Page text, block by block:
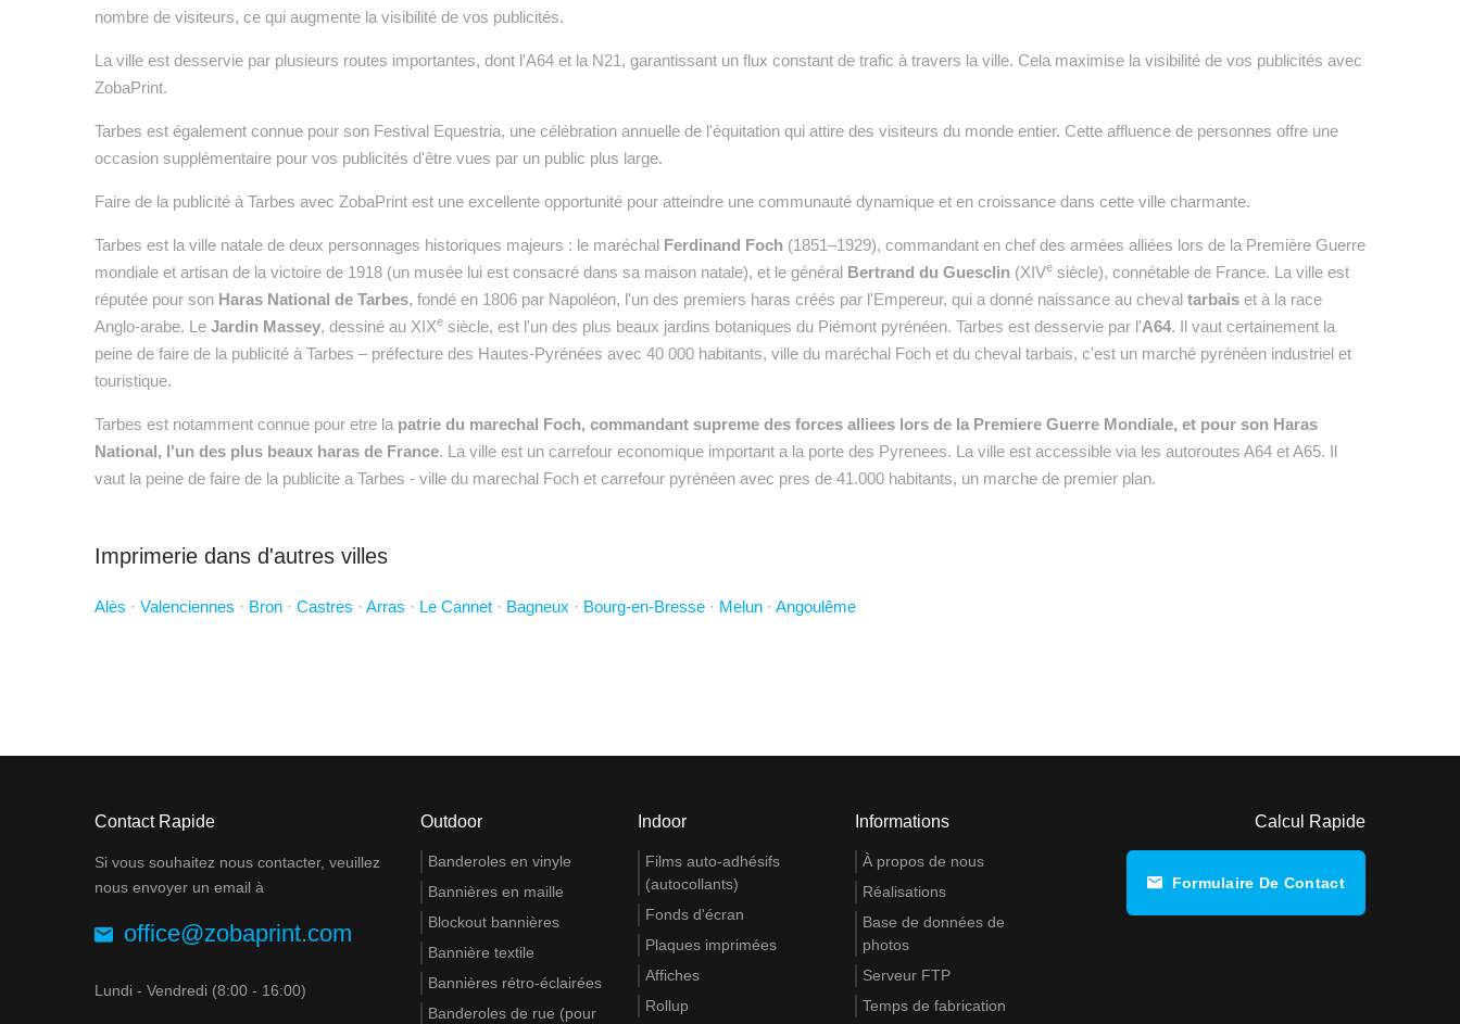
nombre de visiteurs, ce qui augmente la visibilité de vos publicités.
La ville est desservie par plusieurs routes importantes, dont l'A64 et la N21, garantissant un flux constant de trafic à travers la ville. Cela maximise la visibilité de vos publicités avec
ZobaPrint.
Tarbes est également connue pour son Festival Equestria, une célébration annuelle de l'équitation qui attire des visiteurs du monde entier. Cette affluence de personnes offre une
occasion supplémentaire pour vos publicités d'être vues par un public plus large.
Faire de la publicité à Tarbes avec ZobaPrint est une excellente opportunité pour atteindre une communauté dynamique et en croissance dans cette ville charmante.
Tarbes est la ville natale de deux personnages historiques majeurs : le maréchal Ferdinand Foch (1851–1929), commandant en chef des armées alliées lors de la Première Guerre
mondiale et artisan de la victoire de 1918 (un musée lui est consacré dans sa maison natale), et le général Bertrand du Guesclin (XIVe siècle), connétable de France. La ville est
réputée pour son Haras National de Tarbes, fondé en 1806 par Napoléon, l'un des premiers haras créés par l'Empereur, qui a donné naissance au cheval tarbais et à la race
Anglo-arabe. Le Jardin Massey, dessiné au XIXe siècle, est l'un des plus beaux jardins botaniques du Piémont pyrénéen. Tarbes est desservie par l'A64. Il vaut certainement la
peine de faire de la publicité à Tarbes – préfecture des Hautes-Pyrénées avec 40 000 habitants, ville du maréchal Foch et du cheval tarbais, c'est un marché pyrénéen industriel et
touristique.
Tarbes est notamment connue pour etre la patrie du marechal Foch, commandant supreme des forces alliees lors de la Premiere Guerre Mondiale, et pour son Haras
National, l'un des plus beaux haras de France. La ville est un carrefour economique important a la porte des Pyrenees. La ville est accessible via les autoroutes A64 et A65. Il
vaut la peine de faire de la publicite a Tarbes - ville du marechal Foch et carrefour pyrénéen avec pres de 41.000 habitants, un marche de premier plan.
Imprimerie dans d'autres villes
Alès · Valenciennes · Bron · Castres · Arras · Le Cannet · Bagneux · Bourg-en-Bresse · Melun · Angoulême
Contact Rapide
Si vous souhaitez nous contacter, veuillez
nous envoyer un email à
office@zobaprint.com
Lundi - Vendredi (8:00 - 16:00)
Outdoor
Banderoles en vinyle
Bannières en maille
Blockout bannières
Bannière textile
Bannières rétro-éclairées
Banderoles de rue (pour
Indoor
Films auto-adhésifs
(autocollants)
Fonds d'écran
Plaques imprimées
Affiches
Rollup
Informations
À propos de nous
Réalisations
Base de données de
photos
Serveur FTP
Temps de fabrication
Calcul Rapide
Formulaire De Contact